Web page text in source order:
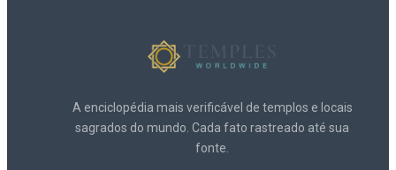
A enciclopédia mais verificável de templos e locais
sagrados do mundo. Cada fato rastreado até sua
fonte.